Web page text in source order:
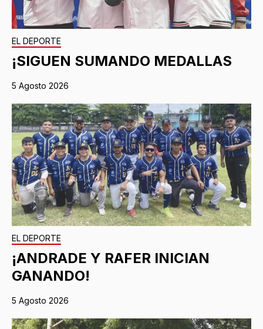
EL DEPORTE
¡SIGUEN SUMANDO MEDALLAS
5 Agosto 2026
EL DEPORTE
¡ANDRADE Y RAFER INICIAN
GANANDO!
5 Agosto 2026